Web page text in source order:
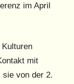
im April
mit
sie von der 2.